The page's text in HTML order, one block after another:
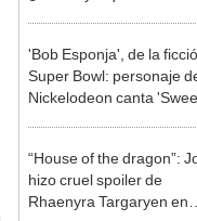
'Bob Esponja', de la
Super Bowl: personaje
Nickelodeon canta
“House of the dragon”:
hizo cruel spoiler de
Rhaenyra Targaryen en